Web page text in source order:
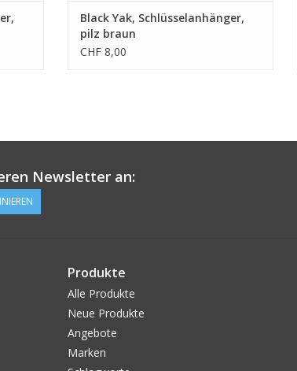
Black Yak, Schlüsselanhänger,
pilz braun
CHF 8,00
Newsletter an:
Produkte
Alle Produkte
Neue Produkte
Angebote
Marken